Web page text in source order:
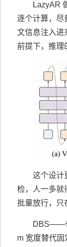
LazyAR
逐个计算，尽
文信息注入进
前提下，推理
这个设计
检，人一多就
批量放行，只
DBS——
m 宽度替代